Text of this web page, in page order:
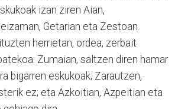
izan ziren Aian,
Getarian eta Zestoan.
herrietan, ordea, zerbait
Zumaian, saltzen diren hamar
bigarren eskukoak; Zarautzen,
ez; eta Azkoitian, Azpeitian eta